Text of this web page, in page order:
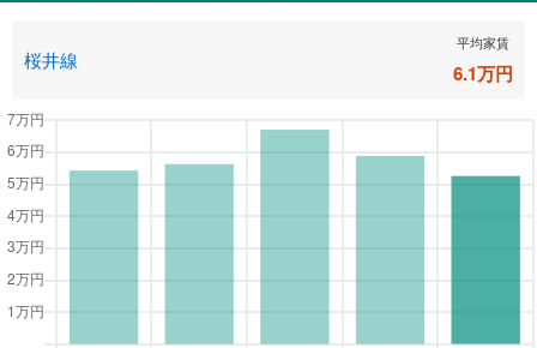
桜井線
平均家賃
6.1万円